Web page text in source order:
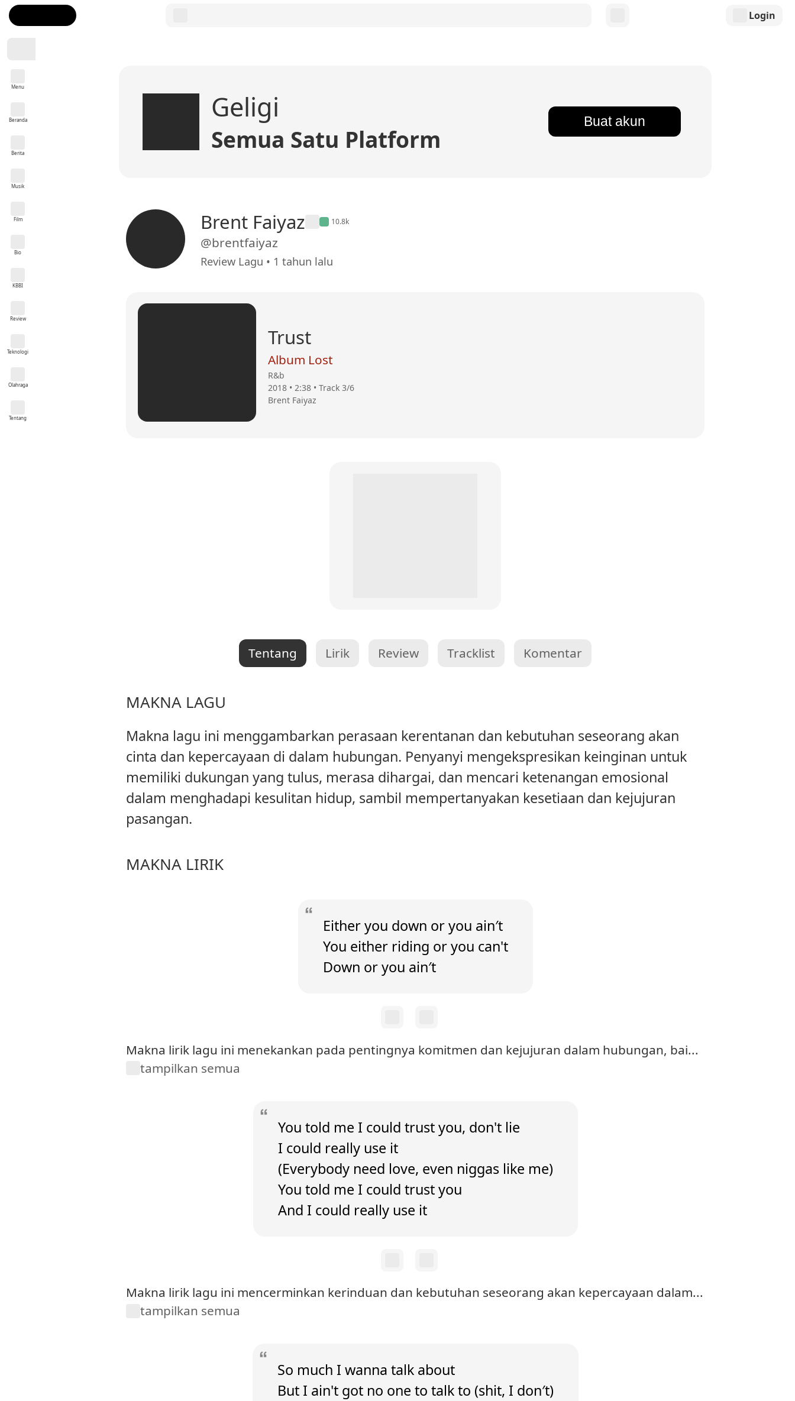
Login
Menu
Beranda
Berita
Musik
Film
Bio
KBBI
Review
Teknologi
Olahraga
Tentang
Geligi
Semua Satu Platform
Buat akun
Brent Faiyaz 10.8k
@brentfaiyaz
Review Lagu • 1 tahun lalu
Trust
Album Lost
R&b
2018 • 2:38 • Track 3/6
Brent Faiyaz
Tentang Lirik Review Tracklist Komentar
MAKNA LAGU
Makna lagu ini menggambarkan perasaan kerentanan dan kebutuhan seseorang akan
cinta dan kepercayaan di dalam hubungan. Penyanyi mengekspresikan keinginan untuk
memiliki dukungan yang tulus, merasa dihargai, dan mencari ketenangan emosional
dalam menghadapi kesulitan hidup, sambil mempertanyakan kesetiaan dan kejujuran
pasangan.
MAKNA LIRIK
Either you down or you ain′t
You either riding or you can't
Down or you ain′t
Makna lirik lagu ini menekankan pada pentingnya komitmen dan kejujuran dalam hubungan, bai...
tampilkan semua
You told me I could trust you, don't lie
I could really use it
(Everybody need love, even niggas like me)
You told me I could trust you
And I could really use it
Makna lirik lagu ini mencerminkan kerinduan dan kebutuhan seseorang akan kepercayaan dalam...
tampilkan semua
So much I wanna talk about
But I ain't got no one to talk to (shit, I don′t)